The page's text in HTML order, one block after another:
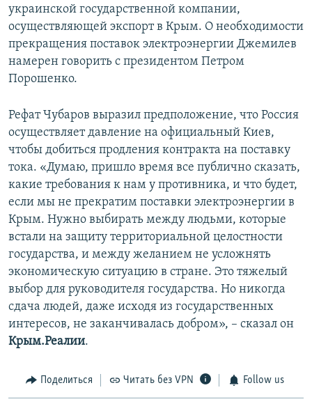
украинской государственной компании,
осуществляющей экспорт в Крым. О необходимости
прекращения поставок электроэнергии Джемилев
намерен говорить с президентом Петром
Порошенко.
Рефат Чубаров выразил предположение, что Россия
осуществляет давление на официальный Киев,
чтобы добиться продления контракта на поставку
тока. «Думаю, пришло время все публично сказать,
какие требования к нам у противника, и что будет,
если мы не прекратим поставки электроэнергии в
Крым. Нужно выбирать между людьми, которые
встали на защиту территориальной целостности
государства, и между желанием не усложнять
экономическую ситуацию в стране. Это тяжелый
выбор для руководителя государства. Но никогда
сдача людей, даже исходя из государственных
интересов, не заканчивалась добром», – сказал он
Крым.Реалии.
Поделиться Читать без VPN Follow us